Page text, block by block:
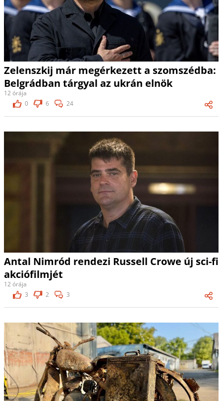
Zelenszkij már megérkezett a szomszédba:
Belgrádban tárgyal az ukrán elnök
12 órája
0
6 24
Antal Nimród rendezi Russell Crowe új sci-fi
akciófilmjét
12 órája
3
2 3